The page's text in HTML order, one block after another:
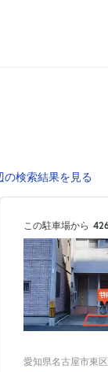
の検索結果を見る
この駐車場から
愛知県名古屋市東